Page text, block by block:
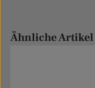
Produktgalerie
Ähnliche Artikel